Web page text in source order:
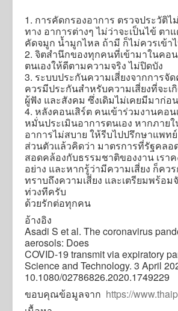
1. การคัดกรองอาการ ตรวจประวัติไ
ทาง อาการต่างๆ ไม่ว่าจะเป็นไข้ ตาแ
คัดจมูก น้ำมูกไหล ถ้ามี ก็ไม่ควรเข้า
2. จิตสำนึกของทุกคนที่เข้ามาในคอน
ตนเองให้ดีตามความจริง ไม่ปิดบัง
3. ระบบประกันความเสี่ยงจากการจั
ควรมีประกันสำหรับความเสี่ยงที่จะเ
ผู้ฟัง และสังคม ซึ่งเดิมไม่เคยมีมาก่อน
4. หลังคอนเสิร์ต คนเข้าร่วมงานคอ
หมั่นประเมินอาการตนเอง หากภาย
อาการไม่สบาย ให้รีบไปปรึกษาแพทย์
ส่วนตัวแล้วคิดว่า มาตรการที่รัฐคลอ
สอดคล้องกับธรรมชาติของงาน เรา
อย่าง และหากรู้ว่ามีความเสี่ยง ก็คว
ทราบถึงความเสี่ยง และเตรียมพร้อม
ท่วงทีครับ
ด้วยรักต่อทุกคน
อ้างอิง
Asadi S et al. The coronavirus
aerosols: Does
COVID-19 transmit via expiratory
Science and Technology. 3 April
10.1080/02786826.2020.1749229
ขอบคุณข้อมูลจาก https://